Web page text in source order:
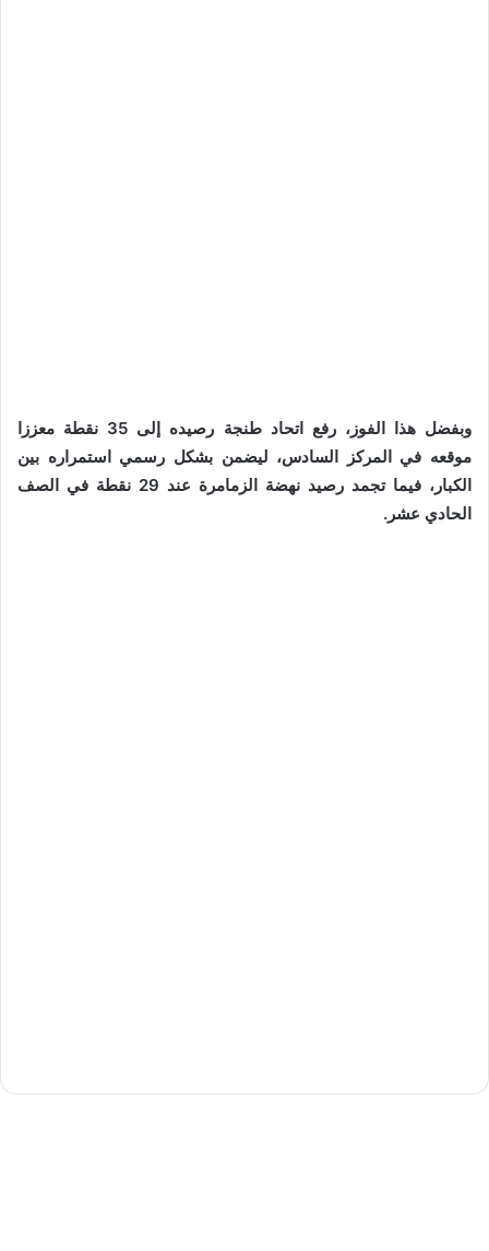
وبفضل هذا الفوز، رفع اتحاد طنجة رصيده إلى 35 نقطة معززا
موقعه في المركز السادس، ليضمن بشكل رسمي استمراره بين
الكبار، فيما تجمد رصيد نهضة الزمامرة عند 29 نقطة في الصف
الحادي عشر.